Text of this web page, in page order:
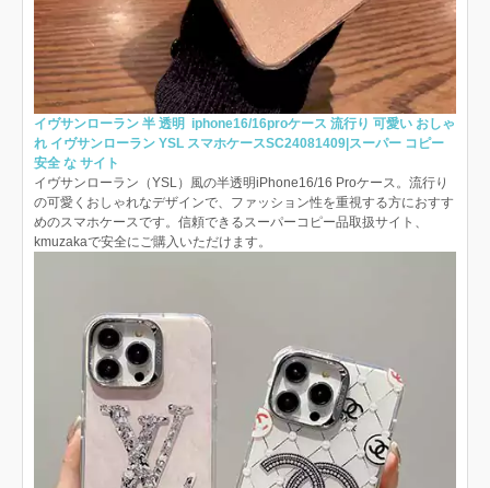
イヴサンローラン 半 透明 iphone16/16proケース 流行り 可愛い おしゃ
れ イヴサンローラン YSL スマホケースSC24081409|スーパー コピー
安全 な サイト
イヴサンローラン（YSL）風の半透明iPhone16/16 Proケース。流行り
の可愛くおしゃれなデザインで、ファッション性を重視する方におすす
めのスマホケースです。信頼できるスーパーコピー品取扱サイト、
kmuzakaで安全にご購入いただけます。